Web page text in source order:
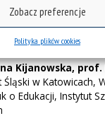
Zobacz preferencje
Polityka plików cookies
sojuszu
i inteligentne
Kijanowska, prof.
w Katowicach,
o Edukacji, Instytut